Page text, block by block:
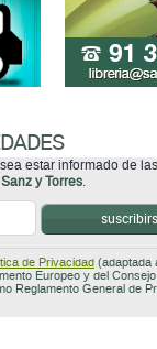
estar informado de
Sanz y Torres.
de Privacidad (adaptada
Europeo y del
Reglamento General de